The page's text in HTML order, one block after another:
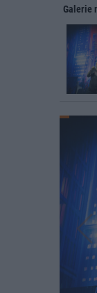
Galerie